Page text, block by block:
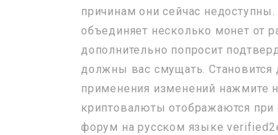
причинам они сейчас
объединяет несколько монет от
дополнительно попросит
должны вас смущать. Становится
применения изменений нажмите
криптовалюты отображаются
форум на русском языке